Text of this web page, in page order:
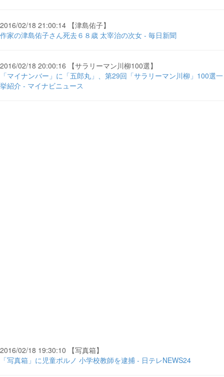
2016/02/18 21:00:14 【津島佑子】
作家の津島佑子さん死去６８歳 太宰治の次女 - 毎日新聞
2016/02/18 20:00:16 【サラリーマン川柳100選】
「マイナンバー」に「五郎丸」、第29回「サラリーマン川柳」100選一
挙紹介 - マイナビニュース
2016/02/18 19:30:10 【写真箱】
「写真箱」に児童ポルノ 小学校教師を逮捕 - 日テレNEWS24